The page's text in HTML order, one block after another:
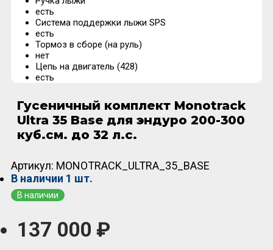
есть
Система поддержки лыжи SPS
есть
Тормоз в сборе (на руль)
нет
Цепь на двигатель (428)
есть
Гусеничный комплект Monotrack
Ultra 35 Base для эндуро 200-300
куб.см. до 32 л.с.
Артикул: MONOTRACK_ULTRA_35_BASE
В наличии 1 шт.
В наличии
137 000 ₽